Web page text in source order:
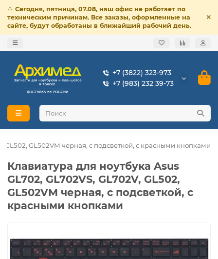
⚠️ Сегодня, пятница, 07.08, наш офис не работает по
техническим причинам. Все заказы, оформленные на
сайте, будут обработаны в ближайший рабочий день.
+7 (3822) 323-973
+7 (983) 232 39-73
GL502, GL502VM черная, с подсветкой, с красными кнопками
Клавиатура для ноутбука Asus
GL702, GL702VS, GL702V, GL502,
GL502VM черная, с подсветкой, с
красными кнопками